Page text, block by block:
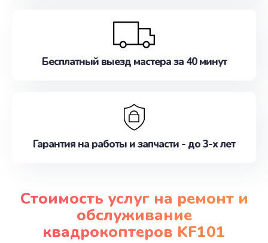
Бесплатный выезд мастера за 40 минут
Гарантия на работы и запчасти - до 3-х лет
Стоимость услуг на ремонт и
обслуживание
квадрокоптеров KF101